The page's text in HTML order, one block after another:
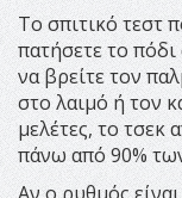
Το σπιτικό τεστ
πατήσετε το
να βρείτε τον
στο λαιμό ή τον
μελέτες, το τσεκ
πάνω από 90%